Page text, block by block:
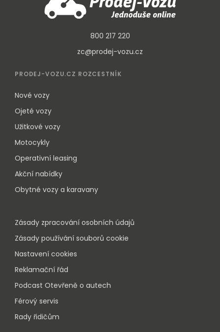
800 217 220
zc@prodej-vozu.cz
PRODEJ-VOZU.CZ ROZCESTNÍK
Nové vozy
Ojeté vozy
Užitkové vozy
Motocykly
Operativní leasing
Akční nabídky
Obytné vozy a karavany
Zásady zpracování osobních údajů
Zásady používání souborů cookie
Nastavení cookies
Reklamační řád
Podcast Otevřeně o autech
Férový servis
Rady řidičům